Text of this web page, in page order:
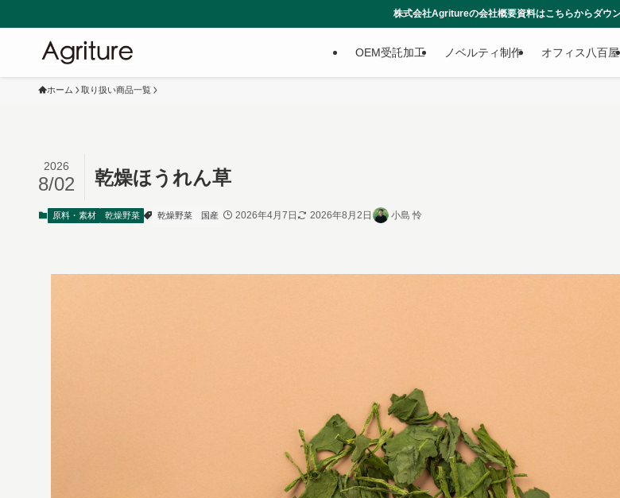
株式会社Agritureの会社概要資料はこちらからダウンロードできます
OEM受託加工 ノベルティ制作 オフィス八百屋
ホーム 取り扱い商品一覧
乾燥ほうれん草
2026
8/02
原料・素材 乾燥野菜 乾燥野菜 国産 2026年4月7日 2026年8月2日 小島 怜